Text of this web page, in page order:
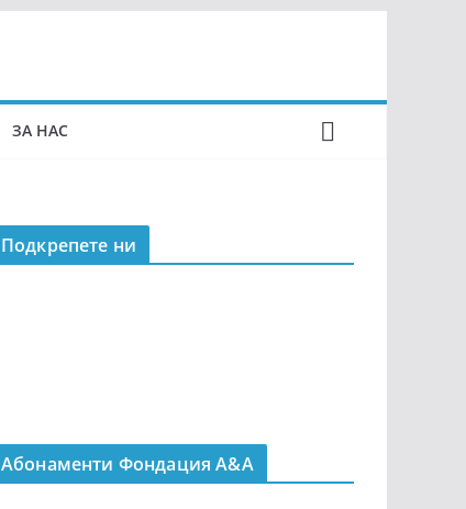
ЗА НАС
Подкрепeте ни
Абонаменти Фондация А&A